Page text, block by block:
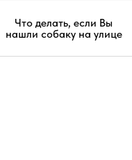
Что делать, если Вы
нашли собаку на улице